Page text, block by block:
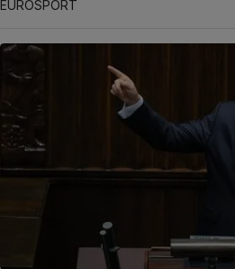
EUROSPORT